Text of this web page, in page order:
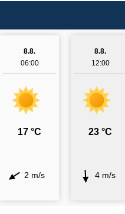
8.8.
06:00
17 °C
2 m/s
8.8.
12:00
23 °C
4 m/s